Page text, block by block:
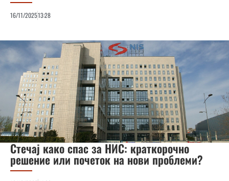
16/11/202513:28
Стечај како спас за НИС: краткорочно
решение или почеток на нови проблеми?